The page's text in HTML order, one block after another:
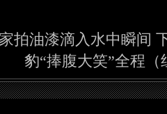
拍油漆滴入水中瞬间
豹“捧腹大笑”全程（